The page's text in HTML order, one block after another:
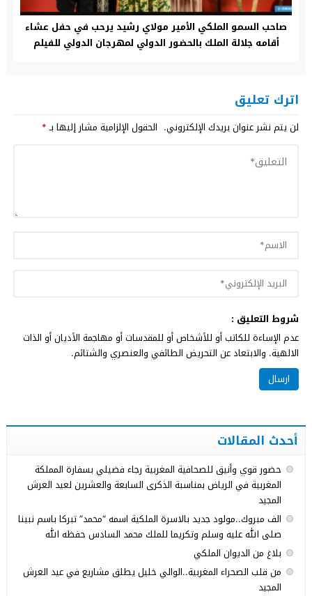
صاحب السمو الملكي الأمير مولاي رشيد يرحب في حفل عشاء
أقامه جلالة الملك بالحضور الدولي لمهرجان الدولي للفيلم
اترك تعليق
لن يتم نشر عنوان بريدك الإلكتروني. الحقول الإلزامية مشار إليها بـ*
شروط التعليق :
عدم الإساءة للكاتب أو للأشخاص أو للمقدسات أو مهاجمة الأديان أو الذات
الالهية. والابتعاد عن التحريض الطائفي والعنصري والشتائم.
أحدث المقالات
حضور قوي وأنيق للصحافية المغربية رجاء فضيلي بسفارة المملكة
المغربية في الرياض بمناسبة الذكرى السابعة والعشرين لعيد العرش
المجيد
الف مبروك..مولود جديد بالاسرة الملكية اسمه “محمد” تبركا باسم نبينا
صلى الله عليه وسلم وتكريما للملك محمد السادس حفظه الله
بلاغ من الديوان الملكي
من قلب الصحراء المغربية..الوالي خليل يطلق مشاريع في عيد العرش
المجيد